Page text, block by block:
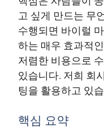
고 싶게 만드는 무
수행되면 바이럴
하는 매우 효과적
저렴한 비용으로
있습니다. 저희 회
팅을 활용하고 있
핵심 요약